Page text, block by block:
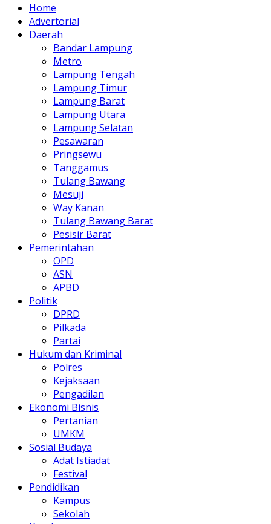
Home
Advertorial
Daerah
Bandar Lampung
Metro
Lampung Tengah
Lampung Timur
Lampung Barat
Lampung Utara
Lampung Selatan
Pesawaran
Pringsewu
Tanggamus
Tulang Bawang
Mesuji
Way Kanan
Tulang Bawang Barat
Pesisir Barat
Pemerintahan
OPD
ASN
APBD
Politik
DPRD
Pilkada
Partai
Hukum dan Kriminal
Polres
Kejaksaan
Pengadilan
Ekonomi Bisnis
Pertanian
UMKM
Sosial Budaya
Adat Istiadat
Festival
Pendidikan
Kampus
Sekolah